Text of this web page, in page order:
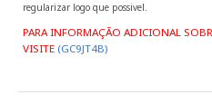
regularizar logo que possivel.
PARA INFORMAÇÃO ADICIONAL
VISITE (GC9JT4B)